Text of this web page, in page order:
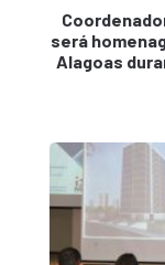
será
Alagoas